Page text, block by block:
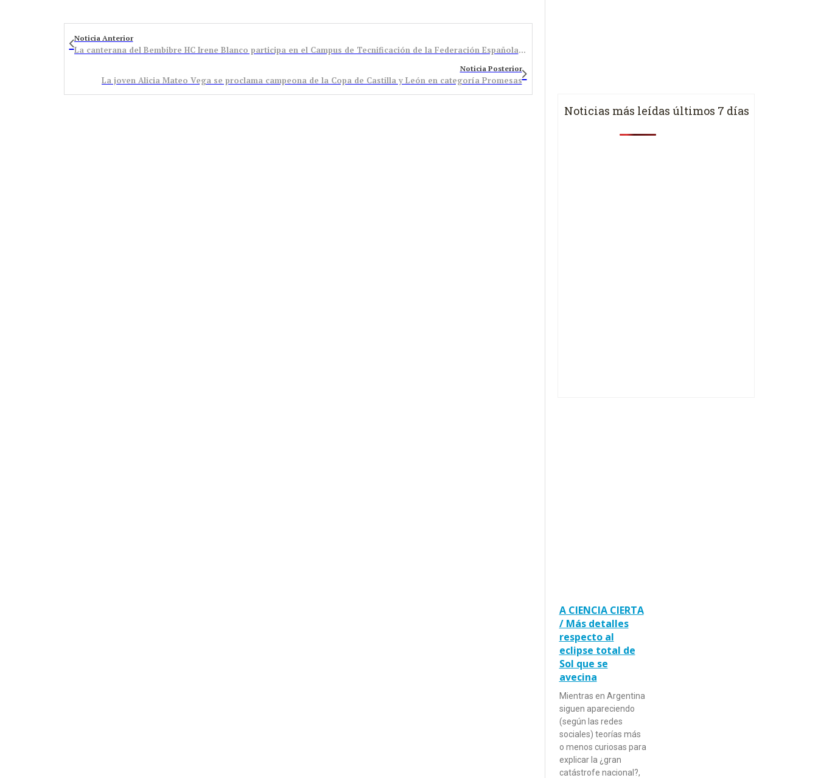
Noticia Anterior
La canterana del Bembibre HC Irene Blanco participa en el Campus de Tecnificación de la Federación Española de Patinaje
Noticia Posterior
La joven Alicia Mateo Vega se proclama campeona de la Copa de Castilla y León en categoría Promesas
Noticias más leídas últimos 7 días
A CIENCIA CIERTA
/ Más detalles
respecto al
eclipse total de
Sol que se
avecina
Mientras en Argentina
siguen apareciendo
(según las redes
sociales) teorías más
o menos curiosas para
explicar la ¿gran
catástrofe nacional?,